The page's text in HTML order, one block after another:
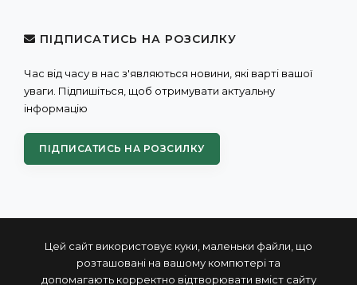
Цей сайт використовує куки, маленьки файли, що
розташовані на вашому компютері та
допомагають корректно відтворювати вміст сайту
ПІДПИСАТИСЬ НА РОЗСИЛКУ
Час від часу в нас з'являються новини, які варті вашої
уваги. Підпишіться, щоб отримувати актуальну
інформацію
ПІДПИСАТИСЬ НА РОЗСИЛКУ